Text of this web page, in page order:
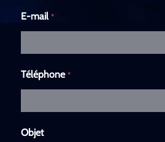
E-mail*
Téléphone*
Objet